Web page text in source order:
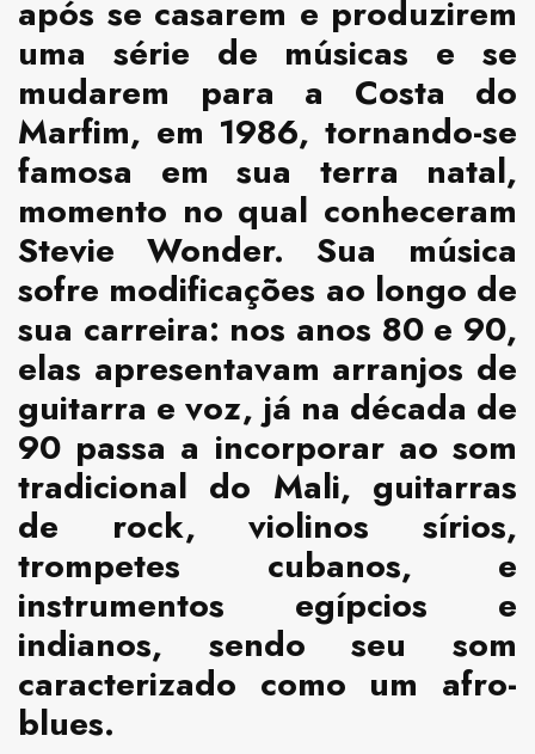
após se casarem e produzirem
uma série de músicas e se
mudarem para a Costa do
Marfim, em 1986, tornando-se
famosa em sua terra natal,
momento no qual conheceram
Stevie Wonder. Sua música
sofre modificações ao longo de
sua carreira: nos anos 80 e 90,
elas apresentavam arranjos de
guitarra e voz, já na década de
90 passa a incorporar ao som
tradicional do Mali, guitarras
de rock, violinos sírios,
trompetes cubanos, e
instrumentos egípcios e
indianos, sendo seu som
caracterizado como um afro-
blues.